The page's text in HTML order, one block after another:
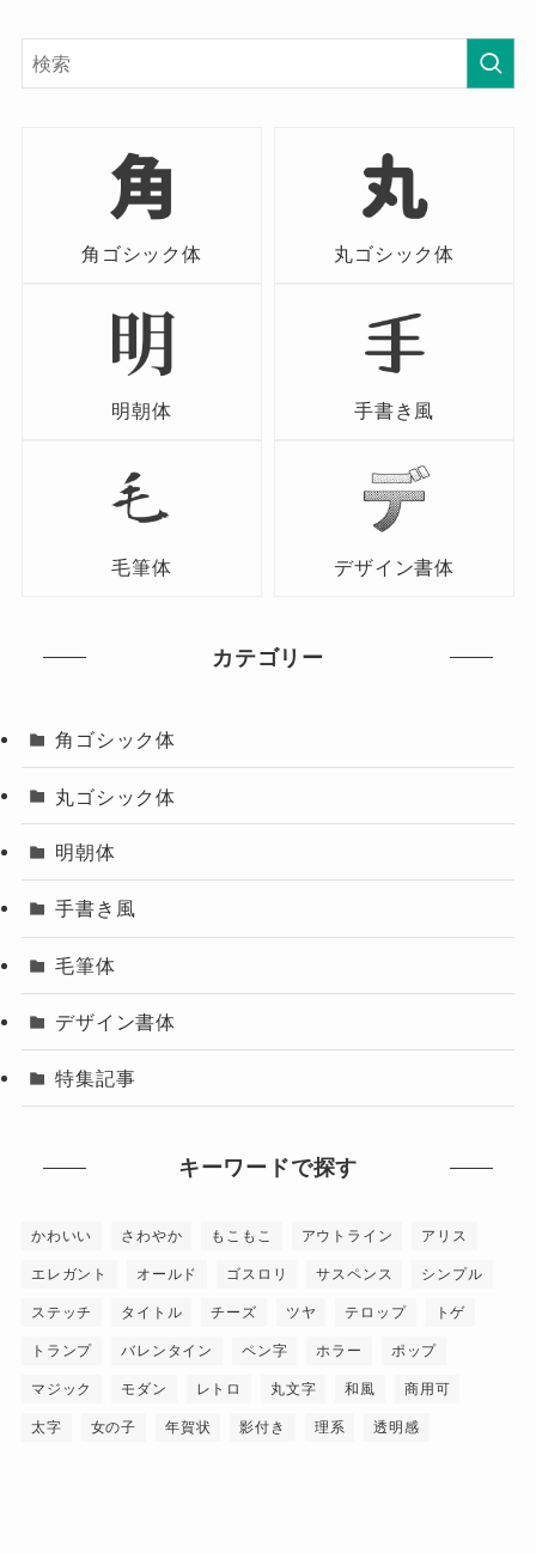
角ゴシック体 丸ゴシック体
明朝体 手書き風
毛筆体 デザイン書体
カテゴリー
角ゴシック体
丸ゴシック体
明朝体
手書き風
毛筆体
デザイン書体
特集記事
キーワードで探す
かわいい さわやか もこもこ アウトライン アリス
エレガント オールド ゴスロリ サスペンス シンプル
ステッチ タイトル チーズ ツヤ テロップ トゲ
トランプ バレンタイン ペン字 ホラー ポップ
マジック モダン レトロ 丸文字 和風 商用可
太字 女の子 年賀状 影付き 理系 透明感